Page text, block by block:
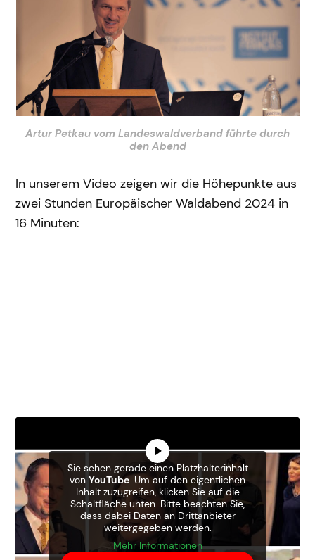
Artur Petkau vom Landeswaldverband führte durch
den Abend
In unserem Video zeigen wir die Höhepunkte aus
zwei Stunden Europäischer Waldabend 2024 in
16 Minuten:
Sie sehen gerade einen Platzhalterinhalt
von YouTube. Um auf den eigentlichen
Inhalt zuzugreifen, klicken Sie auf die
Schaltfläche unten. Bitte beachten Sie,
dass dabei Daten an Drittanbieter
weitergegeben werden.
Mehr Informationen